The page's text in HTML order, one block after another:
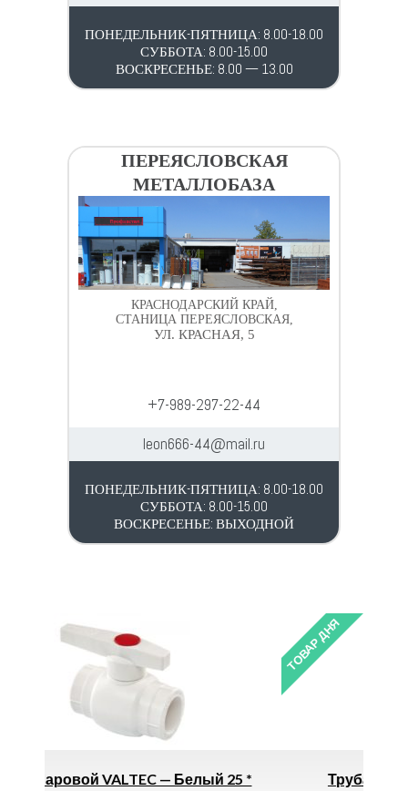
ПОНЕДЕЛЬНИК-ПЯТНИЦА: 8.00-18.00
СУББОТА: 8.00-15.00
ВОСКРЕСЕНЬЕ: 8.00 — 13.00
ПЕРЕЯСЛОВСКАЯ
МЕТАЛЛОБАЗА
КРАСНОДАРСКИЙ КРАЙ,
СТАНИЦА ПЕРЕЯСЛОВСКАЯ,
УЛ. КРАСНАЯ, 5
+7-989-297-22-44
leon666-44@mail.ru
ПОНЕДЕЛЬНИК-ПЯТНИЦА: 8.00-18.00
СУББОТА: 8.00-15.00
ВОСКРЕСЕНЬЕ: ВЫХОДНОЙ
25 *
ТОВАР ДНЯ
Труба Внутренняя 110мм Х 2м *